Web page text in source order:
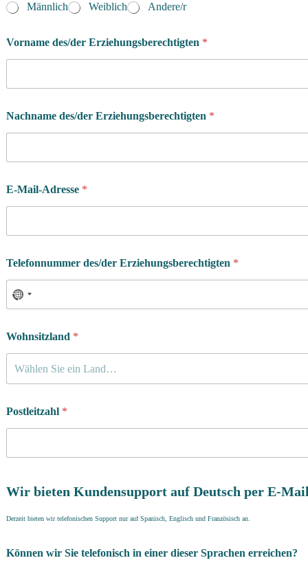
Männlich
Weiblich Andere/r
Vorname des/der Erziehungsberechtigten *
Nachname des/der Erziehungsberechtigten *
E-Mail-Adresse *
Telefonnummer des/der Erziehungsberechtigten *
Wohnsitzland *
Wählen Sie ein Land…
Postleitzahl *
Wir bieten Kundensupport auf Deutsch per E-
Derzeit bieten wir telefonischen Support nur auf Spanisch, Englisch und Französisch an.
Können wir Sie telefonisch in einer dieser Sprachen erreichen?